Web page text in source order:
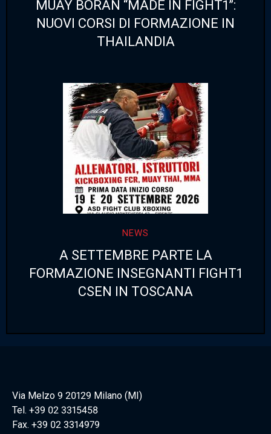
MUAY BORAN “MADE IN FIGHT1”:
NUOVI CORSI DI FORMAZIONE IN
THAILANDIA
NEWS
A SETTEMBRE PARTE LA
FORMAZIONE INSEGNANTI FIGHT1
CSEN IN TOSCANA
Via Melzo 9 20129 Milano (MI)
Tel. +39 02 3315458
Fax. +39 02 3314979